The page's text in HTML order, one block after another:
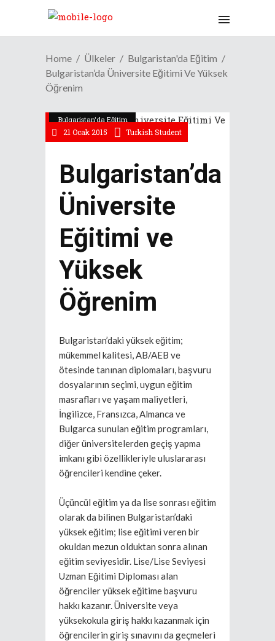
Home Ülkeler
Bulgaristan'da Eğitim
Bulgaristan’da Üniversite Eğitimi Ve Yüksek
Öğrenim
Bulgaristan'da Eğitim
21 Ocak 2015 Turkish Student
Bulgaristan’da
Üniversite
Eğitimi ve
Yüksek
Öğrenim
Bulgaristan’daki yüksek eğitim;
mükemmel kalitesi, AB/AEB ve
ötesinde tanınan diplomaları, başvuru
dosyalarının seçimi, uygun eğitim
masrafları ve yaşam maliyetleri,
İngilizce, Fransızca, Almanca ve
Bulgarca sunulan eğitim programları,
diğer üniversitelerden geçiş yapma
imkanı gibi özellikleriyle uluslararası
öğrencileri kendine çeker.
Üçüncül eğitim ya da lise sonrası eğitim
olarak da bilinen Bulgaristan’daki
yüksek eğitim; lise eğitimi veren bir
okuldan mezun olduktan sonra alınan
eğitim seviyesidir. Lise/Lise Seviyesi
Uzman Eğitimi Diploması alan
öğrenciler yüksek eğitime başvuru
hakkı kazanır. Üniversite veya
yüksekokula giriş hakkı kazanmak için
öğrencilerin giriş sınavını da geçmeleri